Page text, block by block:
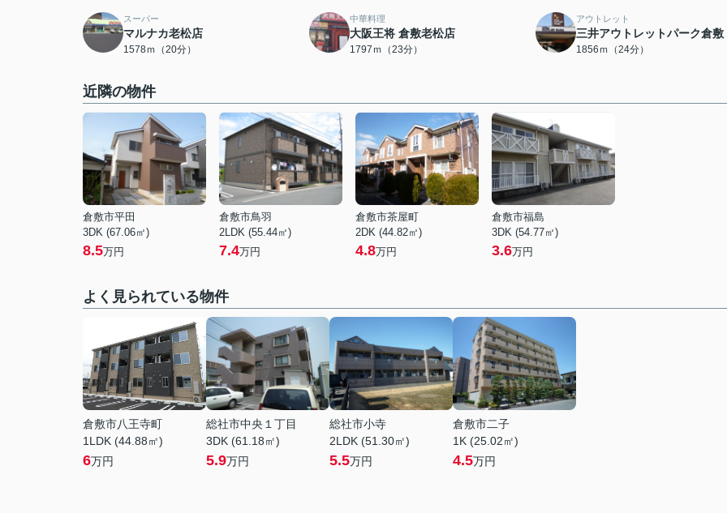
スーパー
マルナカ老松店
1578ｍ（20分）
中華料理
大阪王将 倉敷老松店
1797ｍ（23分）
アウトレット
三井アウトレットパーク倉敷
1856ｍ（24分）
近隣の物件
倉敷市平田
3DK (67.06㎡)
8.5万円
倉敷市鳥羽
2LDK (55.44㎡)
7.4万円
倉敷市茶屋町
2DK (44.82㎡)
4.8万円
倉敷市福島
3DK (54.77㎡)
3.6万円
よく見られている物件
倉敷市八王寺町
1LDK (44.88㎡)
6万円
総社市中央１丁目
3DK (61.18㎡)
5.9万円
総社市小寺
2LDK (51.30㎡)
5.5万円
倉敷市二子
1K (25.02㎡)
4.5万円